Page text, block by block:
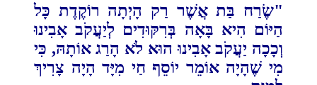
‏"שֶׂרַח בַּת אֲשֶׁר רַק הָיְתָה רוֹקֶדֶת כָּל
הַיּוֹם הִיא בָּאָה בְּרִקּוּדִים לְיַעֲקֹב אָבִינוּ
וְכָכָה יַעֲקֹב אָבִינוּ הוּא לֹא הָרַג אוֹתָהּ, כִּי
מִי שֶׁהָיָה אוֹמֵר יוֹסֵף חַי מִיָּד הָיָה צָרִיךְ